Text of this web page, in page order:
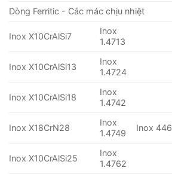
Dòng Ferritic - Các mác chịu nhiệt
Inox X10CrAlSi7
Inox
1.4713
Inox X10CrAlSi13
Inox
1.4724
Inox X10CrAlSi18
Inox
1.4742
Inox X18CrN28
Inox
1.4749
Inox 446
Inox X10CrAlSi25
Inox
1.4762